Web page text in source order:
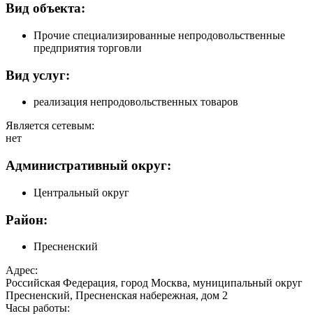
Вид объекта:
Прочие специализированные непродовольственные
предприятия торговли
Вид услуг:
реализация непродовольственных товаров
Является сетевым:
нет
Административный округ:
Центральный округ
Район:
Пресненский
Адрес:
Российская Федерация, город Москва, муниципальный округ
Пресненский, Пресненская набережная, дом 2
Часы работы: